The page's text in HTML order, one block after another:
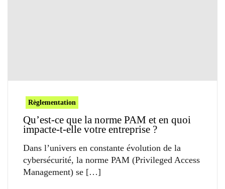
Règlementation
Qu’est-ce que la norme PAM et en quoi
impacte-t-elle votre entreprise ?
Dans l’univers en constante évolution de la
cybersécurité, la norme PAM (Privileged Access
Management) se